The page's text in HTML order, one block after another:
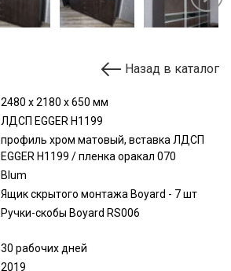
Назад в каталог
2480 х 2180 х 650 мм
ЛДСП EGGER H1199
профиль хром матовый, вставка ЛДСП
EGGER H1199 / пленка оракал 070
Blum
Ящик скрытого монтажа Boyard - 7 шт
Ручки-скобы Boyard RS006
30 рабочих дней
2019